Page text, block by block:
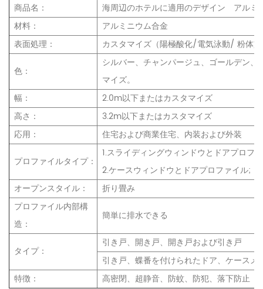
商品名：
海周辺のホテルに適用のデザイン アルミ
材料：
アルミニウム合金
表面処理：
カスタマイズ（陽極酸化/電気泳動/ 粉体
色：
シルバー、チャンパージュ、ゴールデン
マイズ。
幅：
2.0m以下またはカスタマイズ
高さ：
3.2m以下またはカスタマイズ
応用：
住宅および商業住宅、内装および外装
プロファイルタイプ：
1.スライディングウィンドウとドアプロフ
2.ケースウィンドウとドアプロファイル;
オープンスタイル：
折り畳み
プロファイル内部構
造：
簡単に排水できる
タイプ：
引き戸、開き戸、開き戸および引き戸
引き戸、蝶番を付けられたドア、ケースメ
特徴：
高密閉、超静音、防蚊、防犯、落下防止